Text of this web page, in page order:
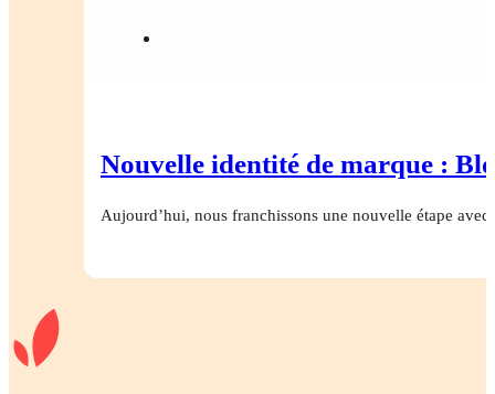
Nouvelle identité de marque :
Aujourd’hui, nous franchissons une nouvelle étape